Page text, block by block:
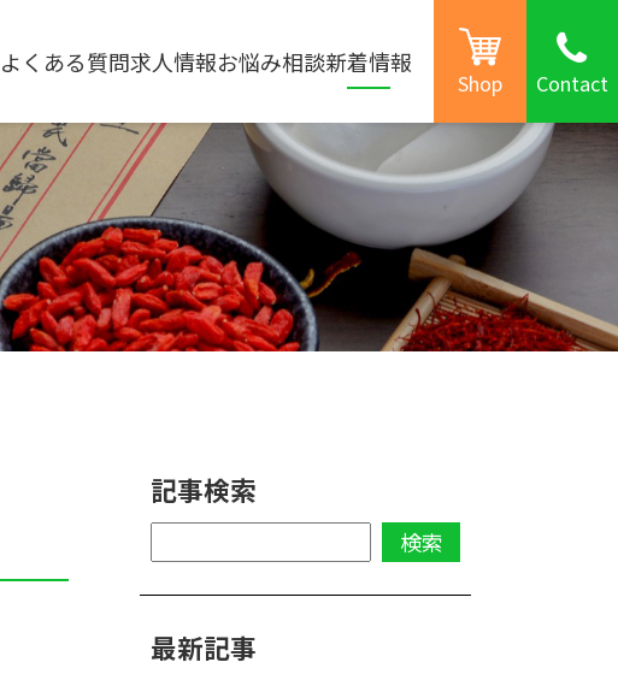
よくある質問求人情報お悩み相談新着情報
Shop
phone
Contact
記事検索
最新記事